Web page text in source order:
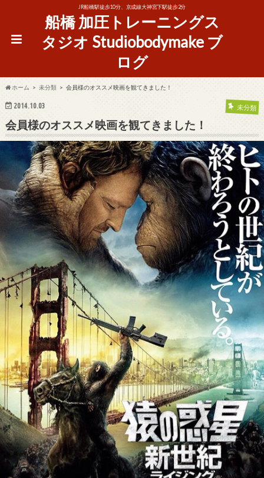
JR船橋駅徒歩10分、京成線大神宮下駅徒歩2分
船橋 加圧トレーニングス
タジオ Studiobodymake ブ
ログ
ホーム 未分類 会員様のオススメ映画を観てきました！
2014.10.03 未分類
会員様のオススメ映画を観てきました！